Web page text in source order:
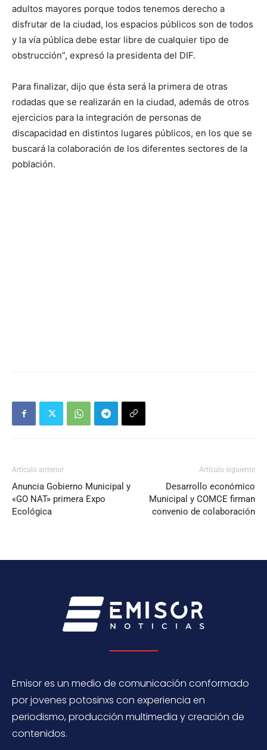
adultos mayores porque todos tenemos derecho a
disfrutar de la ciudad, los espacios públicos son de todos
y la vía pública debe estar libre de cualquier tipo de
obstrucción”, expresó la presidenta del DIF.
Para finalizar, dijo que ésta será la primera de otras
rodadas que se realizarán en la ciudad, además de otros
ejercicios para la integración de personas de
discapacidad en distintos lugares públicos, en los que se
buscará la colaboración de los diferentes sectores de la
población.
Artículo anterior
Anuncia Gobierno Municipal y
«GO NAT» primera Expo
Ecológica
Artículo siguiente
Desarrollo económico
Municipal y COMCE firman
convenio de colaboración
Emisor es un medio de comunicación conformado
por jovenes potosinxs con experiencia en
periodismo, producción multimedia y creación de
contenidos.